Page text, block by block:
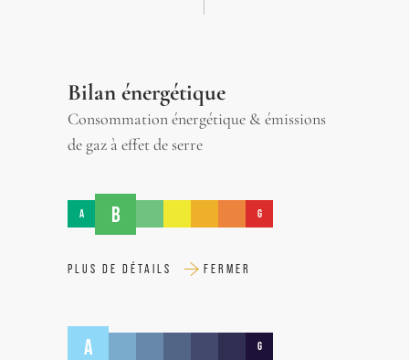
Bilan énergétique
Consommation énergétique & émissions
de gaz à effet de serre
A B G
PLUS DE DÉTAILS FERMER
A G